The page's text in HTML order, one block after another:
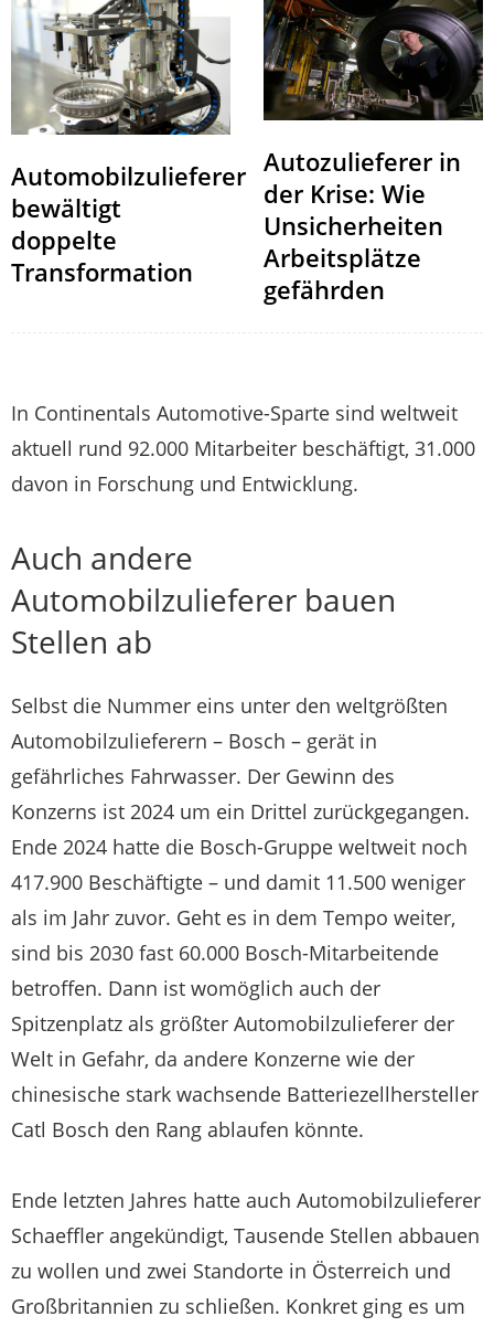
Automobilzulieferer
bewältigt
doppelte
Transformation
Autozulieferer in
der Krise: Wie
Unsicherheiten
Arbeitsplätze
gefährden
In Continentals Automotive-Sparte sind weltweit
aktuell rund 92.000 Mitarbeiter beschäftigt, 31.000
davon in Forschung und Entwicklung.
Auch andere
Automobilzulieferer bauen
Stellen ab
Selbst die Nummer eins unter den weltgrößten
Automobilzulieferern – Bosch – gerät in
gefährliches Fahrwasser. Der Gewinn des
Konzerns ist 2024 um ein Drittel zurückgegangen.
Ende 2024 hatte die Bosch-Gruppe weltweit noch
417.900 Beschäftigte – und damit 11.500 weniger
als im Jahr zuvor. Geht es in dem Tempo weiter,
sind bis 2030 fast 60.000 Bosch-Mitarbeitende
betroffen. Dann ist womöglich auch der
Spitzenplatz als größter Automobilzulieferer der
Welt in Gefahr, da andere Konzerne wie der
chinesische stark wachsende Batteriezellhersteller
Catl Bosch den Rang ablaufen könnte.
Ende letzten Jahres hatte auch Automobilzulieferer
Schaeffler angekündigt, Tausende Stellen abbauen
zu wollen und zwei Standorte in Österreich und
Großbritannien zu schließen. Konkret ging es um